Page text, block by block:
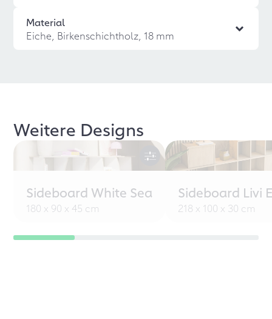
Material
Eiche, Birkenschichtholz, 18 mm
Weitere Designs
Sideboard White Sea
180 x 90 x 45 cm
Sideboard Livi
218 x 100 x 30 cm